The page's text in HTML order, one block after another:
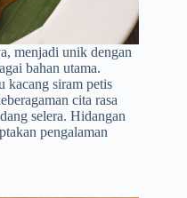
menjadi unik dengan
bahan utama.
kacang siram petis
cita rasa
selera. Hidangan
pengalaman